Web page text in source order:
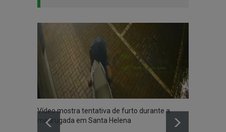
Vídeo mostra tentativa de furto durante a
madrugada em Santa Helena